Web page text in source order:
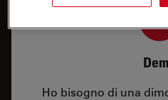
Ho bisogno di una